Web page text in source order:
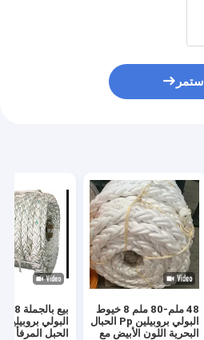
استمر
48 ملم-80 ملم 8 خيوط
البولي بروبيلين Pp الحبال
البحرية اللون الأبيض مع
الحبل المرفأ